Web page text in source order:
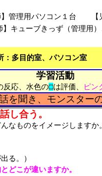
管理用パソコン１台 【児
ューブきっず（管理用）
的室、パソコン室
学習活動
反応、水色の□は評価、 ピン
を聞き、モンスター
し合う。
なものをイメージしますか
る。）
どこが違いますか。